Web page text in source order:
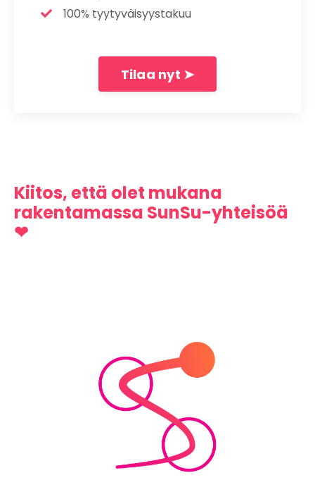
100% tyytyväisyystakuu
Tilaa nyt ➤
Kiitos, että olet mukana
rakentamassa SunSu-yhteisöä
❤